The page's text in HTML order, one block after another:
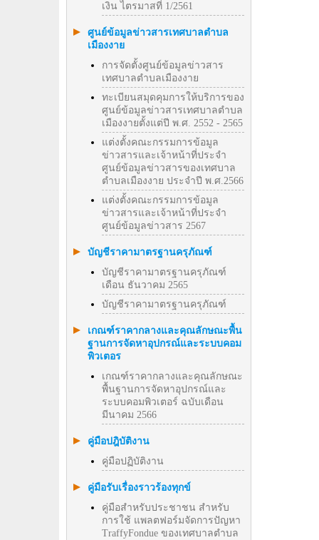
เงิน ไตรมาสที่ 1/2561
ศูนย์ข้อมูลข่าวสารเทศบาลตำบล
เมืองงาย
การจัดตั้งศูนย์ข้อมูลข่าวสาร
เทศบาลตำบลเมืองงาย
ทะเบียนสมุดคุมการให้บริการของ
ศูนย์ข้อมูลข่าวสารเทศบาลตำบล
เมืองงายตั้งแต่ปี พ.ศ. 2552 - 2565
แต่งตั้งคณะกรรมการข้อมูล
ข่าวสารและเจ้าหน้าที่ประจำ
ศูนย์ข้อมูลข่าวสารของเทศบาล
ตำบลเมืองงาย ประจำปี พ.ศ.2566
แต่งตั้งคณะกรรมการข้อมูล
ข่าวสารและเจ้าหน้าที่ประจำ
ศูนย์ข้อมูลข่าวสาร 2567
บัญชีราคามาตรฐานครุภัณฑ์
บัญชีราคามาตรฐานครุภัณฑ์
เดือน ธันวาคม 2565
บัญชีราคามาตรฐานครุภัณฑ์
เกณฑ์ราคากลางและคุณลักษณะพื้น
ฐานการจัดหาอุปกรณ์และระบบคอม
พิวเตอร
เกณฑ์ราคากลางและคุณลักษณะ
พื้นฐานการจัดหาอุปกรณ์และ
ระบบคอมพิวเตอร์ ฉบับเดือน
มีนาคม 2566
คู่มือปฎิบัติงาน
คู่มือปฏิบัติงาน
คู่มือรับเรื่องราวร้องทุกข์
คู่มือสำหรับประชาชน สำหรับ
การใช้ แพลตฟอร์มจัดการปัญหา
TraffyFondue ของเทศบาลตำบล